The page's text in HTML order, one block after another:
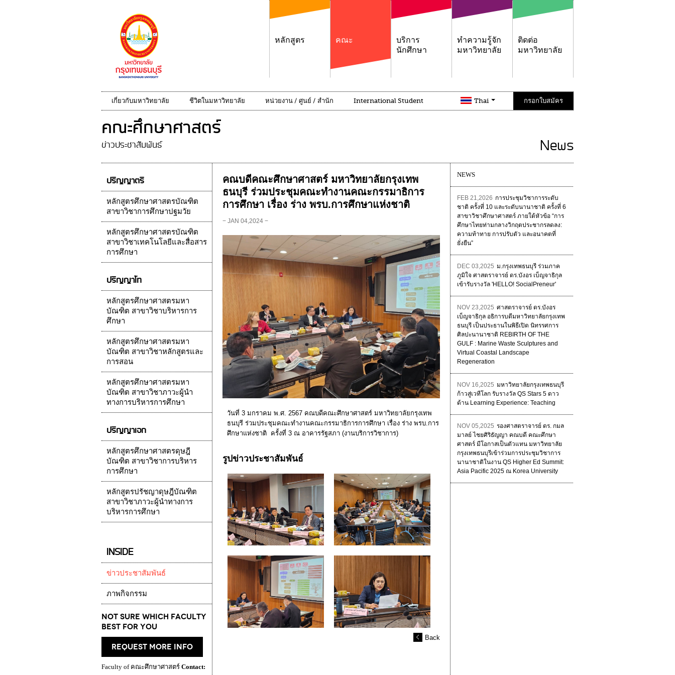
หลักสูตร คณะ
บริการ
นักศึกษา
ทำความรู้จัก
มหาวิทยาลัย
ติดต่อ
มหาวิทยาลัย
เกี่ยวกับมหาวิทยาลัย ชีวิตในมหาวิทยาลัย หน่วยงาน / ศูนย์ / สำนัก International Student Thai กรอกใบสมัคร
คณะศึกษาศาสตร์
ข่าวประชาสัมพันธ์ News
คณบดีคณะศึกษาศาสตร์ มหาวิทยาลัยกรุงเทพ
ธนบุรี ร่วมประชุมคณะทำงานคณะกรรมาธิการ
การศึกษา เรื่อง ร่าง พรบ.การศึกษาแห่งชาติ
− JAN 04,2024 −
วันที่ 3 มกราคม พ.ศ. 2567 คณบดีคณะศึกษาศาสตร์ มหาวิทยาลัยกรุงเทพ
ธนบุรี ร่วมประชุมคณะทำงานคณะกรรมาธิการการศึกษา เรื่อง ร่าง พรบ.การ
ศึกษาแห่งชาติ ครั้งที่ 3 ณ อาคารรัฐสภา (งานบริการวิชาการ)
รูปข่าวประชาสัมพันธ์
Back
NEWS
FEB 21,2026 การประชุมวิชาการระดับ
ชาติ ครั้งที่ 10 และระดับนานาชาติ ครั้งที่ 6
สาขาวิชาศึกษาศาสตร์ ภายใต้หัวข้อ “การ
ศึกษาไทยท่ามกลางวิกฤตประชากรลดลง:
ความท้าทาย การปรับตัว และอนาคตที่
ยั่งยืน”
DEC 03,2025 ม.กรุงเทพธนบุรี ร่วมภาค
ภูมิใจ ศาสตราจารย์ ดร.บังอร เบ็ญจาธิกุล
เข้ารับรางวัล 'HELLO! SocialPreneur'
NOV 23,2025 ศาสตราจารย์ ดร.บังอร
เบ็ญจาธิกุล อธิการบดีมหาวิทยาลัยกรุงเทพ
ธนบุรี เป็นประธานในพิธีเปิด นิทรรศการ
ศิลปะนานาชาติ REBIRTH OF THE
GULF : Marine Waste Sculptures and
Virtual Coastal Landscape
Regeneration
NOV 16,2025 มหาวิทยาลัยกรุงเทพธนบุรี
ก้าวสู่เวทีโลก รับรางวัล QS Stars 5 ดาว
ด้าน Learning Experience: Teaching
NOV 05,2025 รองศาสตราจารย์ ดร. กมล
มาลย์ ไชยศิริธัญญา คณบดี คณะศึกษา
ศาสตร์ มีโอกาสเป็นตัวแทน มหาวิทยาลัย
กรุงเทพธนบุรีเข้าร่วมการประชุมวิชาการ
นานาชาติในงาน QS Higher Ed Summit:
Asia Pacific 2025 ณ Korea University
ปริญญาตรี
หลักสูตรศึกษาศาสตรบัณฑิต
สาขาวิชาการศึกษาปฐมวัย
หลักสูตรศึกษาศาสตรบัณฑิต
สาขาวิชาเทคโนโลยีและสื่อสาร
การศึกษา
ปริญญาโท
หลักสูตรศึกษาศาสตรมหา
บัณฑิต สาขาวิชาบริหารการ
ศึกษา
หลักสูตรศึกษาศาสตรมหา
บัณฑิต สาขาวิชาหลักสูตรและ
การสอน
หลักสูตรศึกษาศาสตรมหา
บัณฑิต สาขาวิชาภาวะผู้นำ
ทางการบริหารการศึกษา
ปริญญาเอก
หลักสูตรศึกษาศาสตรดุษฎี
บัณฑิต สาขาวิชาการบริหาร
การศึกษา
หลักสูตรปรัชญาดุษฎีบัณฑิต
สาขาวิชาภาวะผู้นำทางการ
บริหารการศึกษา
INSIDE
ข่าวประชาสัมพันธ์
ภาพกิจกรรม
Not Sure which Faculty
best for you
request more info
Faculty of คณะศึกษาศาสตร์ Contact: